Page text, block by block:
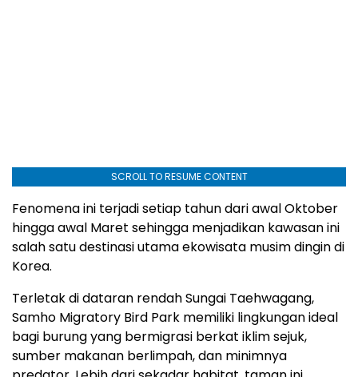
SCROLL TO RESUME CONTENT
Fenomena ini terjadi setiap tahun dari awal Oktober
hingga awal Maret sehingga menjadikan kawasan ini
salah satu destinasi utama ekowisata musim dingin di
Korea.
Terletak di dataran rendah Sungai Taehwagang,
Samho Migratory Bird Park memiliki lingkungan ideal
bagi burung yang bermigrasi berkat iklim sejuk,
sumber makanan berlimpah, dan minimnya